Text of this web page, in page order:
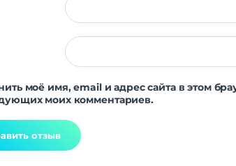
моё имя, email и адрес сайта в этом
моих комментариев.